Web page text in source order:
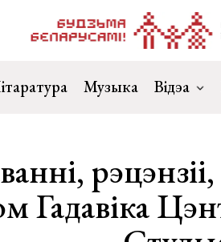
Музыка Відэа
Гадавіка